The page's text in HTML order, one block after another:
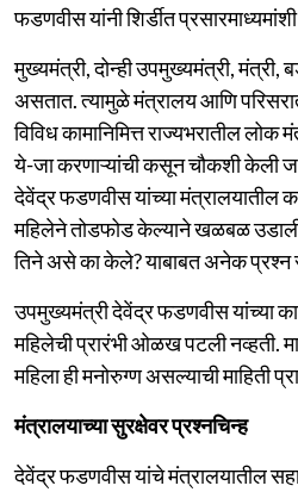
फडणवीस यांनी शिर्डीत
मुख्यमंत्री, दोन्ही उपमुख्यमंत्री, मंत्री,
असतात. त्यामुळे मंत्रालय आणि
विविध कामानिमित्त राज्यभरातील
ये-जा करणाऱ्यांची कसून चौकशी केली
देवेंद्र फडणवीस यांच्या मंत्रालयातील
महिलेने तोडफोड केल्याने खळबळ
तिने असे का केले? याबाबत अनेक
उपमुख्यमंत्री देवेंद्र फडणवीस यांच्या
महिलेची प्रारंभी ओळख पटली नव्हती.
महिला ही मनोरुग्ण असल्याची माहिती
मंत्रालयाच्या सुरक्षेवर प्रश्नचिन्ह
देवेंद्र फडणवीस यांचे मंत्रालयातील